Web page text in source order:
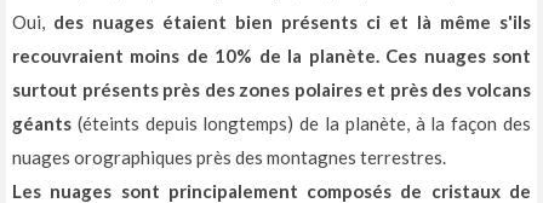
Oui, des nuages étaient bien présents ci et là même s'ils
recouvraient moins de 10% de la planète. Ces nuages sont
surtout présents près des zones polaires et près des volcans
géants (éteints depuis longtemps) de la planète, à la façon des
nuages orographiques près des montagnes terrestres.
Les nuages sont principalement composés de cristaux de